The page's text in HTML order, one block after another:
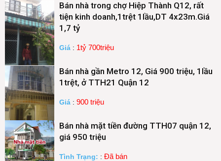
Bán nhà trong chợ Hiệp Thành Q12, rất
tiện kinh doanh,1trệt 1lầu,DT 4x23m.Giá
1,7 tỷ
Giá : 1tỷ 700triệu
Bán nhà gần Metro 12, Giá 900 triệu, 1lầu
1trệt, ở TTH21 Quận 12
Giá : 900 triệu
Bán nhà mặt tiền đường TTH07 quận 12,
giá 950 triệu
Tình Trạng: : Đã bán